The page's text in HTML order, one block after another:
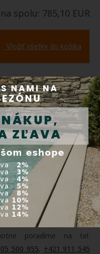
spolu: 785,10 EUR
Vložiť všetky do košíka
Packeta (3000+
Tovar je možné po
osobne v našom
je ZADARMO pri
môžete realizovať
prevodom na účet alebo
je možná platba v
poradíme na tel.
500 955, +421 911 545